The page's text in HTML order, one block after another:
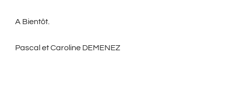
A Bientôt.
Pascal et Caroline DEMENEZ